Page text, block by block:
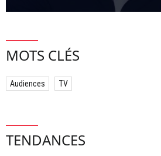
MOTS CLÉS
Audiences TV
TENDANCES